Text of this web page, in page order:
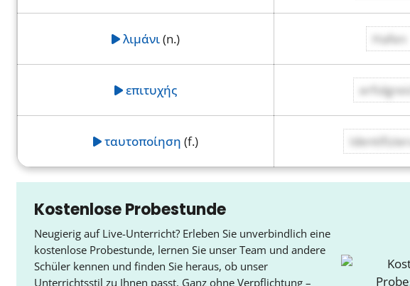
λιμάνι(n.) Hafen
επιτυχής
ταυτοποίηση (f.)
Kostenlose Probestunde
Neugierig auf Live-Unterricht? Erleben Sie unverbindlich eine
kostenlose Probestunde, lernen Sie unser Team und andere
Schüler kennen und finden Sie heraus, ob unser
Unterrichtsstil zu Ihnen passt. Ganz ohne Verpflichtung –